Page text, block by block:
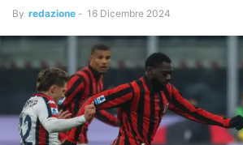
By redazione - 16 Dicembre 2024